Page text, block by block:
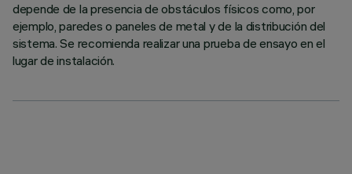
depende de la presencia de obstáculos físicos como, por
ejemplo, paredes o paneles de metal y de la distribución del
sistema. Se recomienda realizar una prueba de ensayo en el
lugar de instalación.